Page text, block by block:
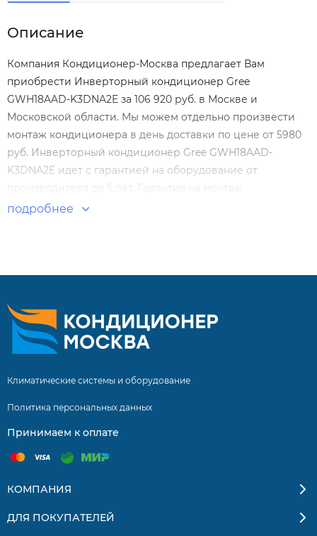
Описание
Компания Кондиционер-Москва предлагает Вам
приобрести Инверторный кондиционер Gree
GWH18AAD-K3DNA2E за 106 920 руб. в Москве и
Московской области. Мы можем отдельно произвести
монтаж кондиционера в день доставки по цене от 5980
руб. Инверторный кондиционер Gree GWH18AAD-
K3DNA2E идет с гарантией на оборудование от
производителя до 5 лет. Гарантия на монтаж
Инверторный кондиционер Gree GWH18AAD-K3DNA2E
Москве и Московской области. Квалифицированные
подробнее
Климатические системы и оборудование
Политика персональных данных
Принимаем к оплате
КОМПАНИЯ
ДЛЯ ПОКУПАТЕЛЕЙ